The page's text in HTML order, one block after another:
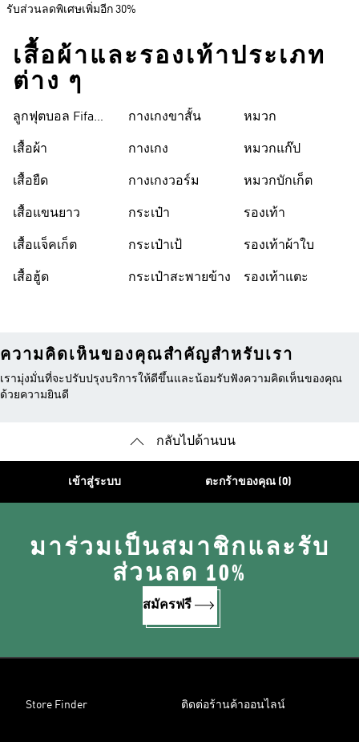
รับส่วนลดพิเศษเพิ่มอีก 30%
เสื้อผ้าและรองเท้าประเภท
ต่าง ๆ
ลูกฟุตบอล Fifa
เสื้อผ้า
เสื้อยืด
เสื้อแขนยาว
เสื้อแจ็คเก็ต
เสื้อฮู้ด
กางเกงขาสั้น
กางเกง
กางเกงวอร์ม
กระเป๋า
กระเป๋าเป้
กระเป๋าสะพายข้าง
หมวก
หมวกแก๊ป
หมวกบักเก็ต
รองเท้า
รองเท้าผ้าใบ
รองเท้าแตะ
ความคิดเห็นของคุณสำคัญสำหรับเรา
เรามุ่งมั่นที่จะปรับปรุงบริการให้ดีขึ้นและน้อมรับฟังความคิดเห็นของคุณ
ด้วยความยินดี
กลับไปด้านบน
เข้าสู่ระบบ ตะกร้าของคุณ (0)
มาร่วมเป็นสมาชิกและรับ
ส่วนลด 10%
สมัครฟรี
Store Finder ติดต่อร้านค้าออนไลน์